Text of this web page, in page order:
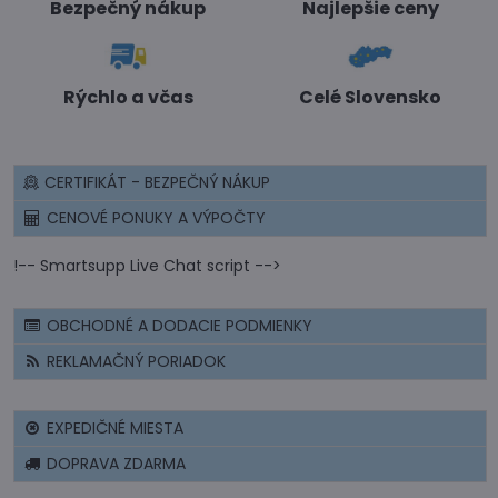
Bezpečný nákup Najlepšie ceny
Rýchlo a včas Celé Slovensko
CERTIFIKÁT - BEZPEČNÝ NÁKUP
CENOVÉ PONUKY A VÝPOČTY
!-- Smartsupp Live Chat script -->
OBCHODNÉ A DODACIE PODMIENKY
REKLAMAČNÝ PORIADOK
EXPEDIČNÉ MIESTA
DOPRAVA ZDARMA